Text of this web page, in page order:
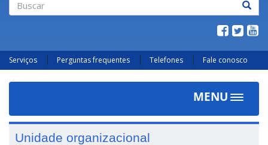
Serviços Perguntas frequentes Telefones Fale conosco
MENU
Toggle
Unidade organizacional